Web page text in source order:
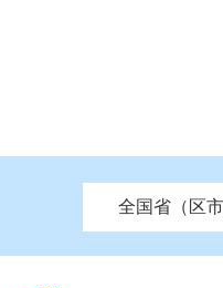
全国省（区
北京 天津
中国江苏
市发改委 市